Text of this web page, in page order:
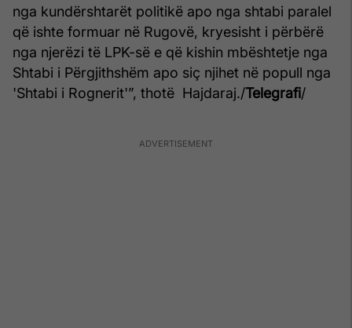
nga kundërshtarët politikë apo nga shtabi paralel
që ishte formuar në Rugovë, kryesisht i përbërë
nga njerëzi të LPK-së e që kishin mbështetje nga
Shtabi i Përgjithshëm apo siç njihet në popull nga
'Shtabi i Rognerit'”, thotë Hajdaraj./Telegrafi/